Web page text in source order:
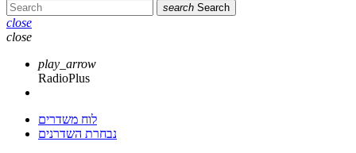
search Search
close
close
play_arrow
RadioPlus
לוח משדרים
נבחרת השדרנים